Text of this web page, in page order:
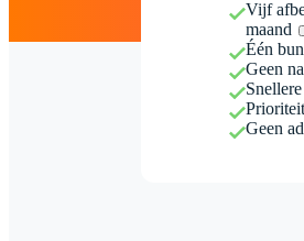
Vijf
maand
Één
Geen
Geen